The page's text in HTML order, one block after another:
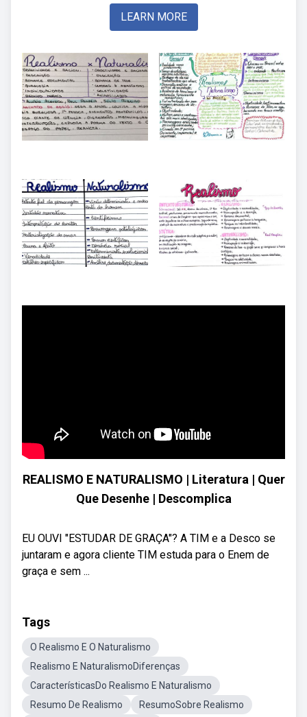
LEARN MORE
REALISMO E NATURALISMO | Literatura | Quer
Que Desenhe | Descomplica
EU OUVI "ESTUDAR DE GRAÇA"? A TIM e a Desco se
juntaram e agora cliente TIM estuda para o Enem de
graça e sem ...
Tags
O Realismo E O Naturalismo
Realismo E NaturalismoDiferenças
CaracterísticasDo Realismo E Naturalismo
Resumo De Realismo
ResumoSobre Realismo